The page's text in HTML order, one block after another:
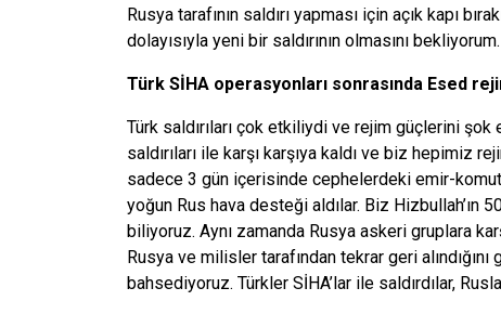
Rusya tarafının saldırı yapması için açık kapı
dolayısıyla yeni bir saldırının olmasını
Türk SİHA operasyonları sonrasında Esed
Türk saldırıları çok etkiliydi ve rejim güçlerini
saldırıları ile karşı karşıya kaldı ve biz hepimiz
sadece 3 gün içerisinde cephelerdeki emir-
yoğun Rus hava desteği aldılar. Biz Hizbullah’ın
biliyoruz. Aynı zamanda Rusya askeri gruplara
Rusya ve milisler tarafından tekrar geri
bahsediyoruz. Türkler SİHA’lar ile saldırdılar,